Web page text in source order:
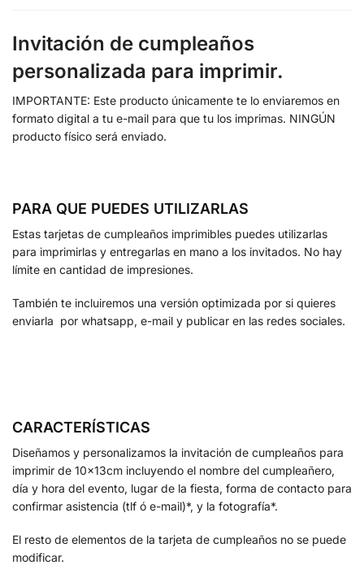
Invitación de cumpleaños
personalizada para imprimir.
IMPORTANTE: Este producto únicamente te lo enviaremos en
formato digital a tu e-mail para que tu los imprimas. NINGÚN
producto físico será enviado.
PARA QUE PUEDES UTILIZARLAS
Estas tarjetas de cumpleaños imprimibles puedes utilizarlas
para imprimirlas y entregarlas en mano a los invitados. No hay
límite en cantidad de impresiones.
También te incluiremos una versión optimizada por si quieres
enviarla por whatsapp, e-mail y publicar en las redes sociales.
CARACTERÍSTICAS
Diseñamos y personalizamos la invitación de cumpleaños para
imprimir de 10x13cm incluyendo el nombre del cumpleañero,
día y hora del evento, lugar de la fiesta, forma de contacto para
confirmar asistencia (tlf ó e-mail)*, y la fotografía*.
El resto de elementos de la tarjeta de cumpleaños no se puede
modificar.